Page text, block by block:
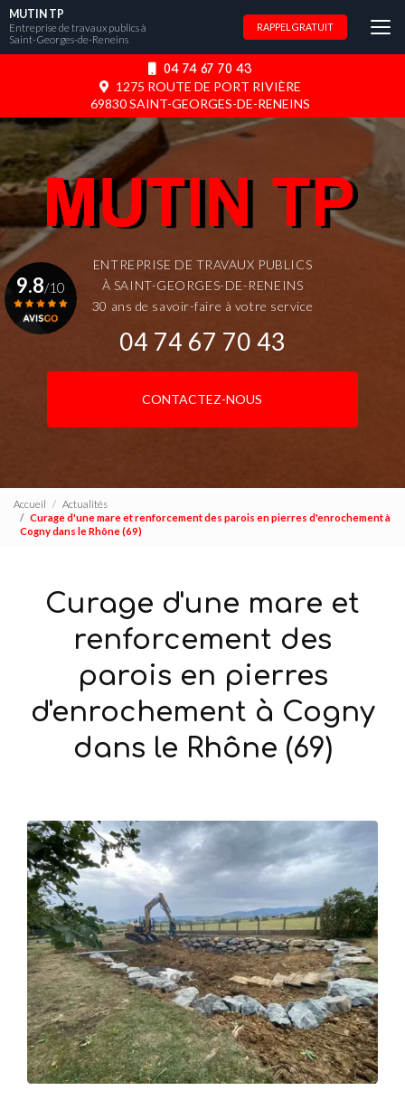
Aller
au
contenu
04 74 67 70 43
1275 ROUTE DE PORT RIVIÈRE
69830 SAINT-GEORGES-DE-RENEINS
MUTIN TP
Entreprise de travaux publics à
Saint-Georges-de-Reneins
RAPPEL GRATUIT
ENTREPRISE DE TRAVAUX PUBLICS
À SAINT-GEORGES-DE-RENEINS
30 ans de savoir-faire à votre service
04 74 67 70 43
CONTACTEZ-NOUS
9.8/10
Accueil
Actualités
Curage d'une mare et renforcement des parois en pierres d'enrochement à
Cogny dans le Rhône (69)
Curage d'une mare et
renforcement des
parois en pierres
d'enrochement à Cogny
dans le Rhône (69)